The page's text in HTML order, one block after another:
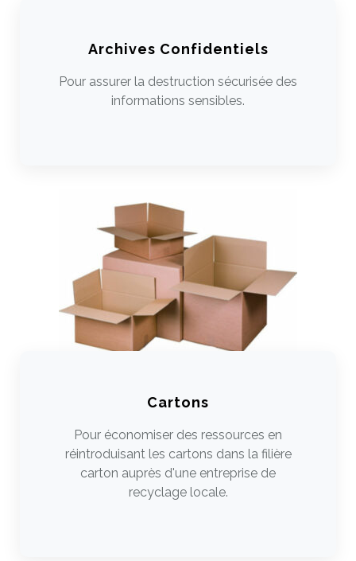
Archives Confidentiels
Pour assurer la destruction sécurisée des
informations sensibles.
Cartons
Pour économiser des ressources en
réintroduisant les cartons dans la filière
carton auprès d'une entreprise de
recyclage locale.